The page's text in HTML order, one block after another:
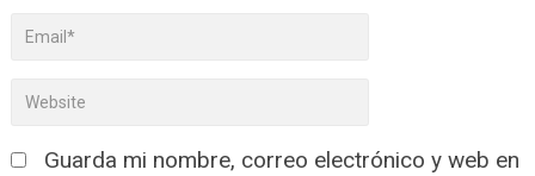
Guarda mi nombre, correo electrónico y web en